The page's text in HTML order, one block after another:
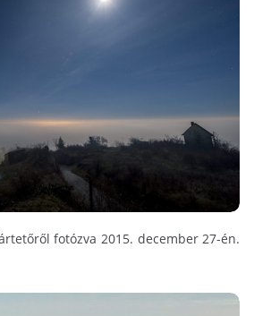
fotózva 2015. december 27-én.